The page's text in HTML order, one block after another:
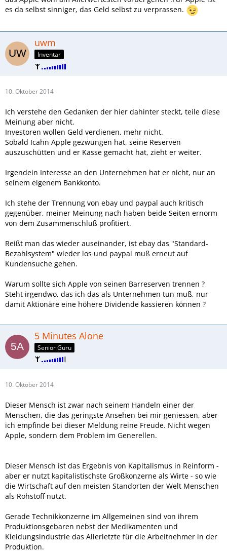
es da selbst sinniger, das Geld selbst zu verprassen.
uwm
Inventar
10. Oktober 2014
Ich verstehe den Gedanken der hier dahinter steckt, teile diese
Meinung aber nicht.
Investoren wollen Geld verdienen, mehr nicht.
Sobald Icahn Apple gezwungen hat, seine Reserven
auszuschütten und er Kasse gemacht hat, zieht er weiter.
Irgendein Interesse an den Unternehmen hat er nicht, nur an
seinem eigenem Bankkonto.
Ich stehe der Trennung von ebay und paypal auch kritisch
gegenüber, meiner Meinung nach haben beide Seiten ernorm
von dem Zusammenschluß profitiert.
Reißt man das wieder auseinander, ist ebay das "Standard-
Bezahlsystem" wieder los und paypal muß erneut auf
Kundensuche gehen.
Warum sollte sich Apple von seinen Barreserven trennen ?
Steht irgendwo, das ich das als Unternehmen tun muß, nur
damit Aktionäre eine höhere Dividende kassieren können ?
5 Minutes Alone
Senior Guru
10. Oktober 2014
Dieser Mensch ist zwar nach seinem Handeln einer der
Menschen, die das geringste Ansehen bei mir geniessen, aber
ich empfinde bei dieser Meldung reine Freude. Nicht wegen
Apple, sondern dem Problem im Generellen.
Dieser Mensch ist das Ergebnis von Kapitalismus in Reinform -
aber er nutzt kapitalistischste Großkonzerne als Wirte - so wie
die Wirtschaft auf den meisten Standorten der Welt Menschen
als Rohstoff nutzt.
Gerade Technikkonzerne im Allgemeinen sind von ihrem
Produktionsgebaren nebst der Medikamenten und
Kleidungsindustrie das Allerletzte für die Arbeitnehmer in der
Produktion.